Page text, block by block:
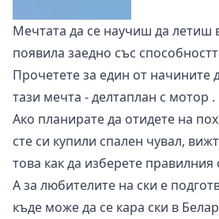
Мечтата да се научиш да летиш
появила заедно със
Прочетете за един от начините
тази мечта -делтаплан с мотор .
Ако планирате да отидете на
сте си купили спален чувал,
това как да изберете правилния
А за любителите на ски е
къде може да се кара ски в